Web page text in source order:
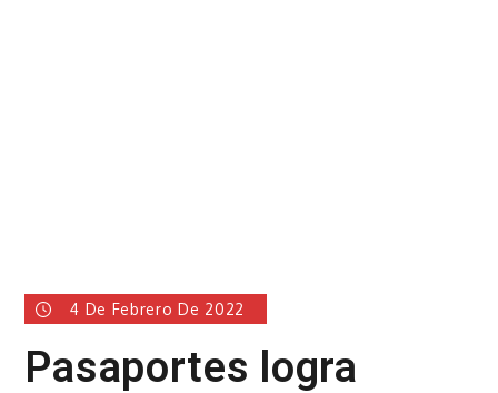
4 De Febrero De 2022
Pasaportes logra